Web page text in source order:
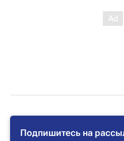
Подпишитесь на